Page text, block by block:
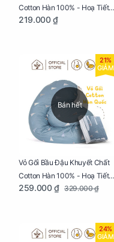
Cotton Hàn 100% - Hoạ Tiết
Tam Giác
219.000 ₫
Bán hết
21%
GIẢM
Vỏ Gối Bầu Đậu Khuyết Chất
Cotton Hàn 100% - Hoạ Tiết
Thông Lạnh
259.000 ₫ 329.000 ₫
24%
GIẢM